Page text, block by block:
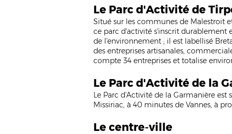
Le Parc d'Activité de
Situé sur les communes de Malestroit
ce parc d'activité s'inscrit durablement
de l'environnement ; il est labellisé
des entreprises artisanales,
compte 34 entreprises et totalise
Le Parc d'Activité de la
Le Parc d'Activité de la Garmanière est
Missiriac, à 40 minutes de Vannes, à
Le centre-ville